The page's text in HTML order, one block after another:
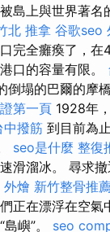
島上與世界著名
北 推拿 谷歌seo
完全癱瘓了，在
口的容量有限。
倒塌的巴爾的摩
第一頁 1928年
中撥筋 到目前為
seo是什麼 整復
滑溜冰。 尋求
外燴 新竹整骨推
正在漂浮在空氣
嶼”。 seo